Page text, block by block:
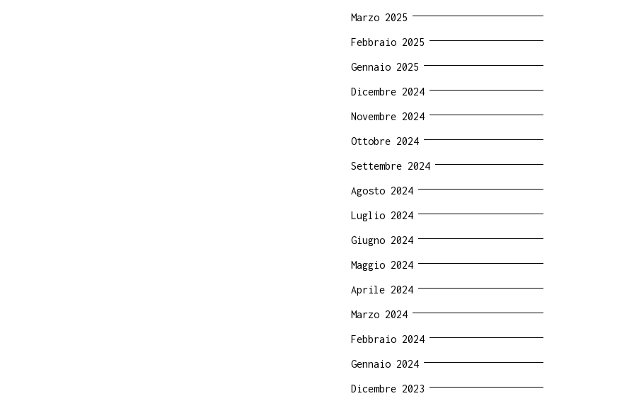
Marzo 2025
Febbraio 2025
Gennaio 2025
Dicembre 2024
Novembre 2024
Ottobre 2024
Settembre 2024
Agosto 2024
Luglio 2024
Giugno 2024
Maggio 2024
Aprile 2024
Marzo 2024
Febbraio 2024
Gennaio 2024
Dicembre 2023